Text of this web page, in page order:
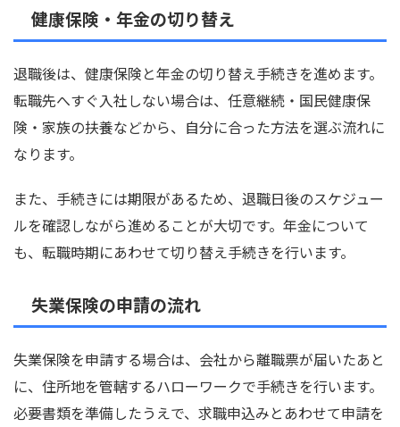
健康保険・年金の切り替え
退職後は、健康保険と年金の切り替え手続きを進めます。
転職先へすぐ入社しない場合は、任意継続・国民健康保
険・家族の扶養などから、自分に合った方法を選ぶ流れに
なります。
また、手続きには期限があるため、退職日後のスケジュー
ルを確認しながら進めることが大切です。年金について
も、転職時期にあわせて切り替え手続きを行います。
失業保険の申請の流れ
失業保険を申請する場合は、会社から離職票が届いたあと
に、住所地を管轄するハローワークで手続きを行います。
必要書類を準備したうえで、求職申込みとあわせて申請を